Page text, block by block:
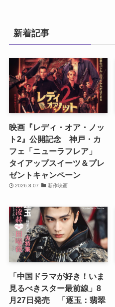
新着記事
映画『レディ・オア・ノッ
ト2』公開記念 神戸・カ
フェ「ニューラフレア」
タイアップスイーツ＆プレ
ゼントキャンペーン
2026.8.07 新作映画
「中国ドラマが好き！いま
見るべきスター最前線」8
月27日発売 「逐玉：翡翠